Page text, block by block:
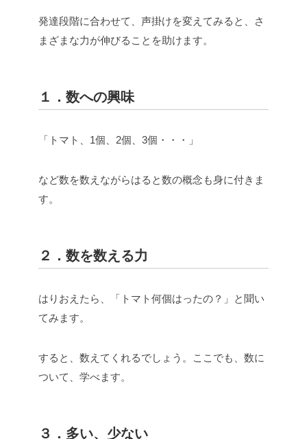
発達段階に合わせて、声掛けを変えてみると、さ
まざまな力が伸びることを助けます。
１．数への興味
「トマト、1個、2個、3個・・・」
など数を数えながらはると数の概念も身に付きま
す。
２．数を数える力
はりおえたら、「トマト何個はったの？」と聞い
てみます。
すると、数えてくれるでしょう。ここでも、数に
ついて、学べます。
３．多い、少ない